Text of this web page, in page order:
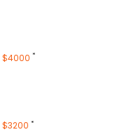
$4000 *
$3200 *